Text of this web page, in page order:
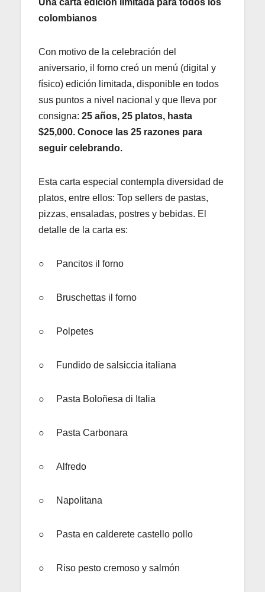
colombianos
Con motivo de la celebración del
aniversario, il forno creó un menú (digital y
físico) edición limitada, disponible en todos
sus puntos a nivel nacional y que lleva por
consigna: 25 años, 25 platos, hasta
$25,000. Conoce las 25 razones para
seguir celebrando.
Esta carta especial contempla diversidad de
platos, entre ellos: Top sellers de pastas,
pizzas, ensaladas, postres y bebidas. El
detalle de la carta es:
○ Pancitos il forno
○ Bruschettas il forno
○ Polpetes
○ Fundido de salsiccia italiana
○ Pasta Boloñesa di Italia
○ Pasta Carbonara
○ Alfredo
○ Napolitana
○ Pasta en calderete castello pollo
○ Riso pesto cremoso y salmón